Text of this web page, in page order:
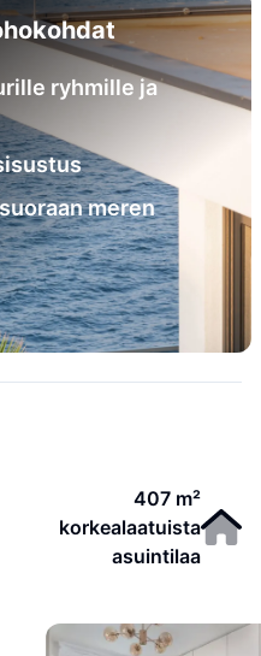
ryhmille ja
meren
407 m²
korkealaatuista
asuintilaa